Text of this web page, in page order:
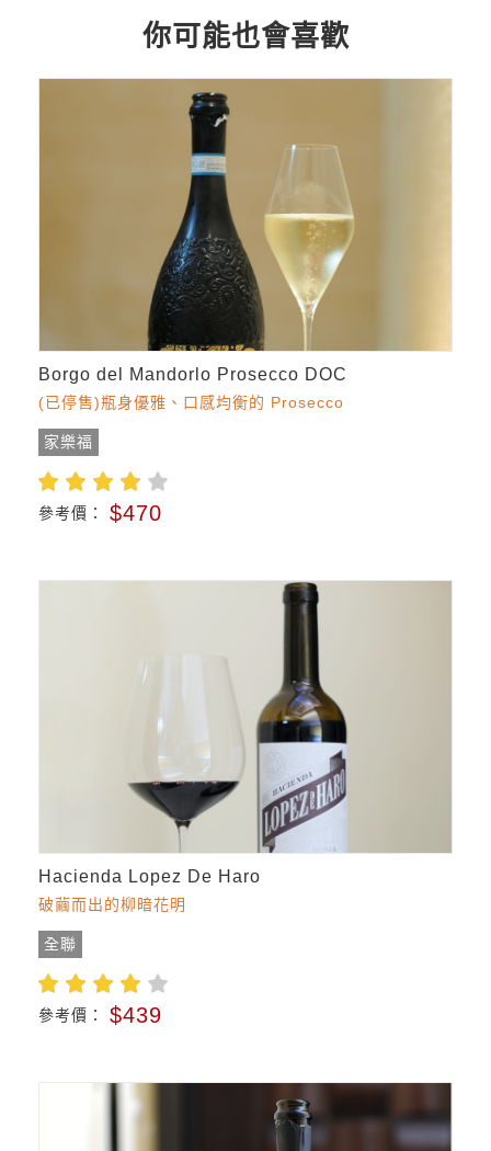
你可能也會喜歡
Borgo del Mandorlo Prosecco DOC
(已停售)瓶身優雅、口感均衡的 Prosecco
家樂福
參考價： $470
Hacienda Lopez De Haro
破繭而出的柳暗花明
全聯
參考價： $439